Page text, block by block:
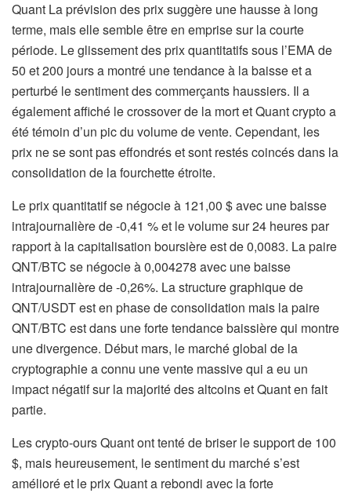
Quant La prévision des prix suggère une hausse à long
terme, mais elle semble être en emprise sur la courte
période. Le glissement des prix quantitatifs sous l’EMA de
50 et 200 jours a montré une tendance à la baisse et a
perturbé le sentiment des commerçants haussiers. Il a
également affiché le crossover de la mort et Quant crypto a
été témoin d’un pic du volume de vente. Cependant, les
prix ne se sont pas effondrés et sont restés coincés dans la
consolidation de la fourchette étroite.
Le prix quantitatif se négocie à 121,00 $ avec une baisse
intrajournalière de -0,41 % et le volume sur 24 heures par
rapport à la capitalisation boursière est de 0,0083. La paire
QNT/BTC se négocie à 0,004278 avec une baisse
intrajournalière de -0,26%. La structure graphique de
QNT/USDT est en phase de consolidation mais la paire
QNT/BTC est dans une forte tendance baissière qui montre
une divergence. Début mars, le marché global de la
cryptographie a connu une vente massive qui a eu un
impact négatif sur la majorité des altcoins et Quant en fait
partie.
Les crypto-ours Quant ont tenté de briser le support de 100
$, mais heureusement, le sentiment du marché s’est
amélioré et le prix Quant a rebondi avec la forte